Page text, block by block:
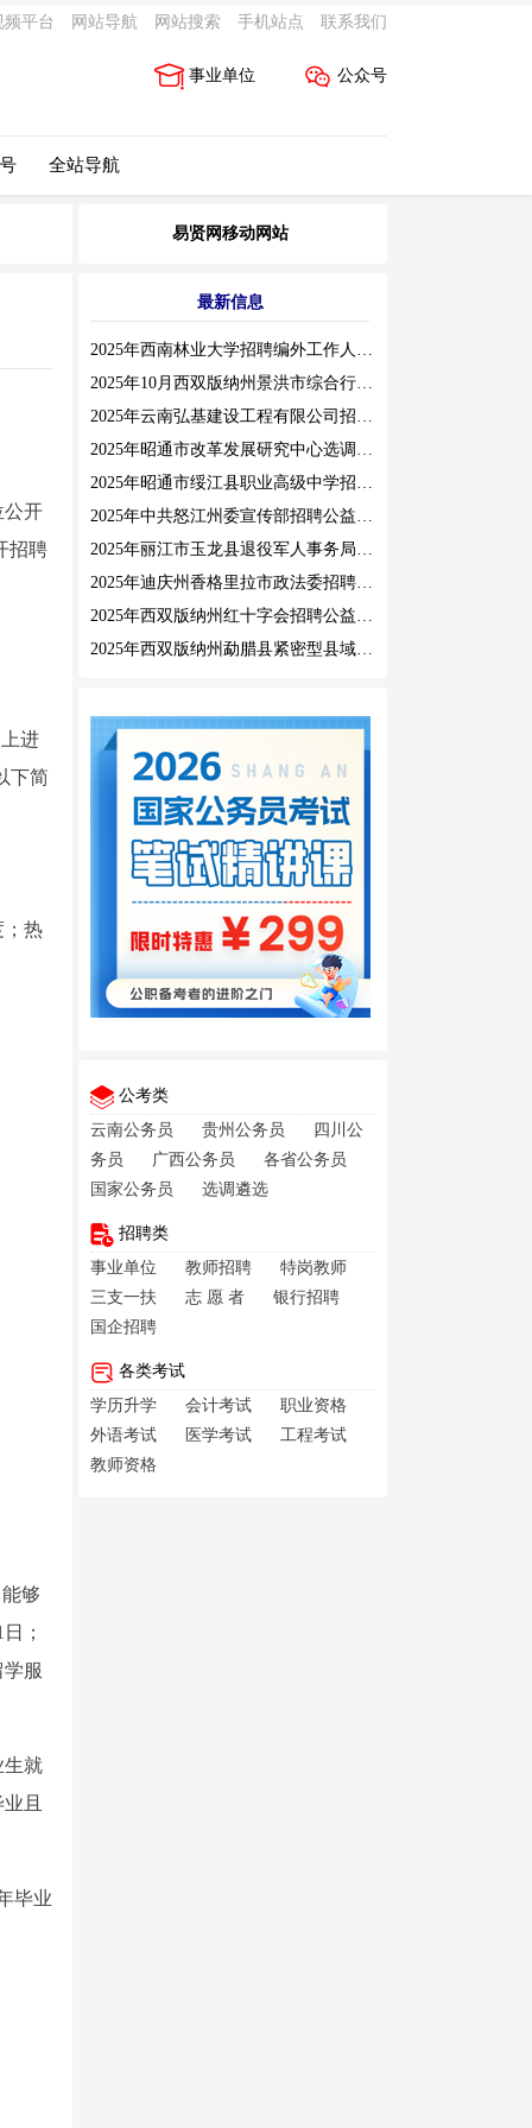
频平台 网站导航 网站搜索 手机站点 联系我们
公众号
事业单位
全站导航
公开
招聘
进
下简
；热
够
；
服
生就
且
毕业
易贤网移动网站
最新信息
2025年西南林业大学招聘编外工作人员公告（三）
2025年10月西双版纳州景洪市综合行政执法局招聘人员公告
2025年云南弘基建设工程有限公司招聘公告
2025年昭通市改革发展研究中心选调工作人员职业素质测评通告
2025年昭通市绥江县职业高级中学招聘编外紧缺临聘数学教师公告
2025年中共怒江州委宣传部招聘公益性岗位公告
2025年丽江市玉龙县退役军人事务局公益性岗位招聘公告
2025年迪庆州香格里拉市政法委招聘公益性岗位公告
2025年西双版纳州红十字会招聘公益性岗位人员公告
2025年西双版纳州勐腊县紧密型县域医共体招聘编外人员公告
公考类
云南公务员
贵州公务员
四川公
务员
广西公务员
各省公务员
国家公务员
选调遴选
招聘类
事业单位
教师招聘
特岗教师
三支一扶
志 愿 者
银行招聘
国企招聘
各类考试
学历升学
会计考试
职业资格
外语考试
医学考试
工程考试
教师资格